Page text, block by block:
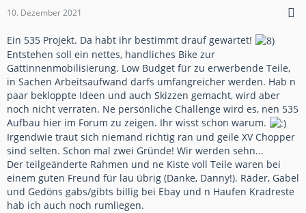
10. Dezember 2021
Ein 535 Projekt. Da habt ihr bestimmt drauf gewartet!
Entstehen soll ein nettes, handliches Bike zur
Gattinnenmobilisierung. Low Budget für zu erwerbende Teile,
in Sachen Arbeitsaufwand darfs umfangreicher werden. Hab n
paar bekloppte Ideen und auch Skizzen gemacht, wird aber
noch nicht verraten. Ne persönliche Challenge wird es, nen 535
Aufbau hier im Forum zu zeigen. Ihr wisst schon warum.
Irgendwie traut sich niemand richtig ran und geile XV Chopper
sind selten. Schon mal zwei Gründe! Wir werden sehn...
Der teilgeänderte Rahmen und ne Kiste voll Teile waren bei
einem guten Freund für lau übrig (Danke, Danny!). Räder, Gabel
und Gedöns gabs/gibts billig bei Ebay und n Haufen Kradreste
hab ich auch noch rumliegen.